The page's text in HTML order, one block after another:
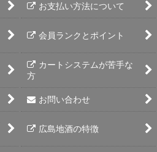
お支払い方法について
会員ランクとポイント
カートシステムが苦手な
方
お問い合わせ
広島地酒の特徴